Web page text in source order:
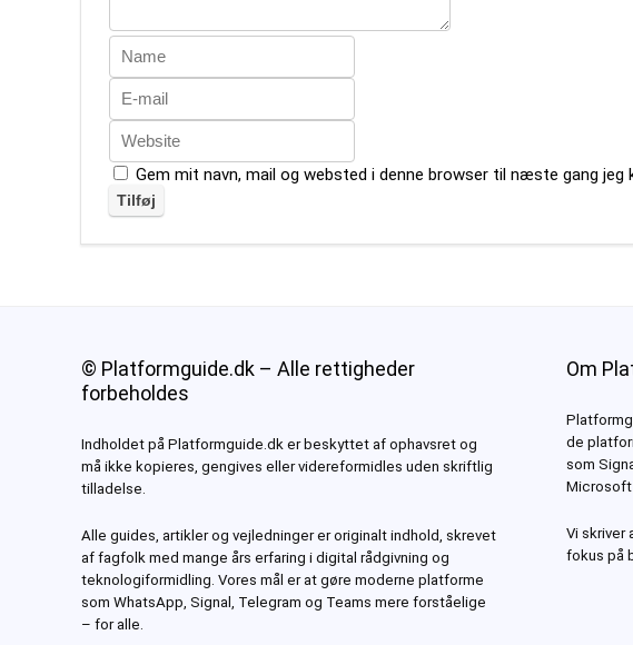
Gem mit navn, mail og websted i denne browser til næste gang jeg
© Platformguide.dk – Alle rettigheder
forbeholdes
Indholdet på Platformguide.dk er beskyttet af ophavsret og
må ikke kopieres, gengives eller videreformidles uden skriftlig
tilladelse.
Alle guides, artikler og vejledninger er originalt indhold, skrevet
af fagfolk med mange års erfaring i digital rådgivning og
teknologiformidling. Vores mål er at gøre moderne platforme
som WhatsApp, Signal, Telegram og Teams mere forståelige
– for alle.
Om
de
som
Microsoft
Vi skriver
fokus på